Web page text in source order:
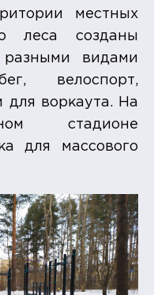
местных
леса созданы
разными видами
велоспорт,
для воркаута. На
стадионе
для массового